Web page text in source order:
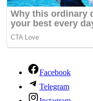
Facebook
Telegram